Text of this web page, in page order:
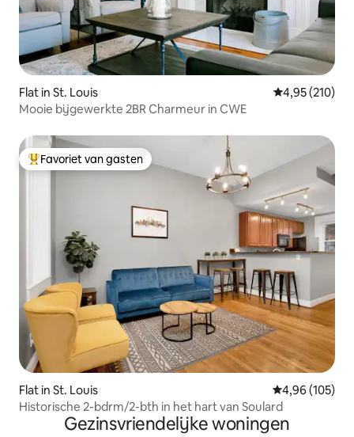
Flat in St. Louis Gemiddelde
4,95 (210)
Mooie bijgewerkte 2BR Charmeur in CWE
Topfavoriet van gasten
Favoriet van gasten
Flat in St. Louis Gemiddelde
4,96 (105)
Historische 2-bdrm/2-bth in het hart van Soulard
Gezinsvriendelijke woningen